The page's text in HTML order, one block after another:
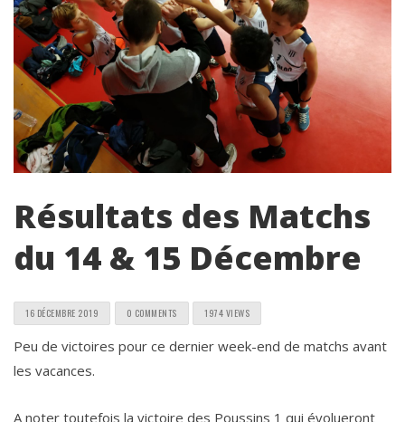
Résultats des Matchs
du 14 & 15 Décembre
16 DÉCEMBRE 2019 0 COMMENTS 1974 VIEWS
Peu de victoires pour ce dernier week-end de matchs avant
les vacances.
A noter toutefois la victoire des Poussins 1 qui évolueront